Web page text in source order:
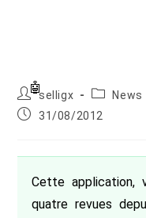
Auteur/autrice
de
la
selligx
PostNews
Publication
31/08/2012
Cette application,
quatre revues